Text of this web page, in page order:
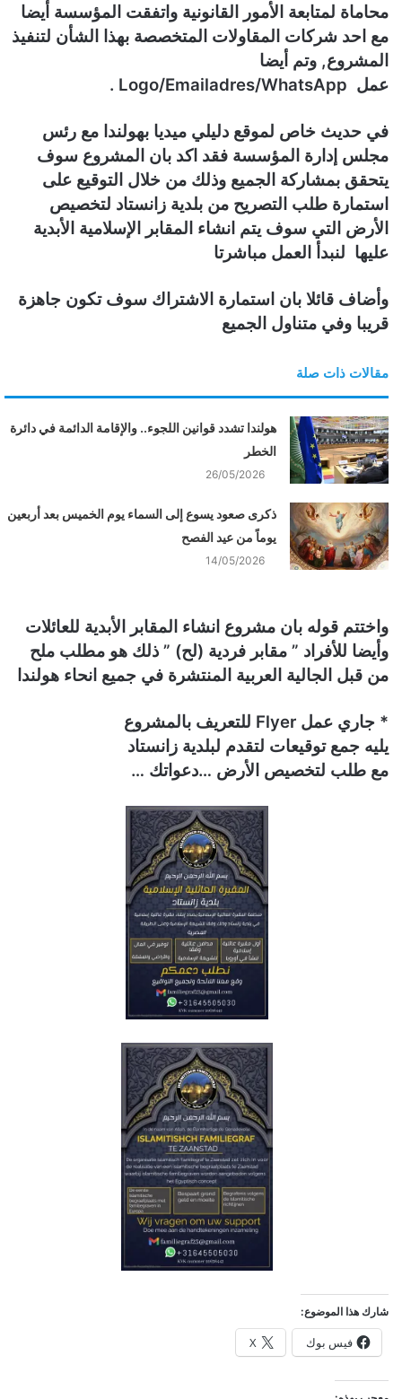
محاماة لمتابعة الأمور القانونية واتفقت المؤسسة أيضا
مع احد شركات المقاولات المتخصصة بهذا الشأن لتنفيذ
المشروع, وتم أيضا
عمل Logo/Emailadres/WhatsApp .
في حديث خاص لموقع دليلي ميديا بهولندا مع رئس
مجلس إدارة المؤسسة فقد اكد بان المشروع سوف
يتحقق بمشاركة الجميع وذلك من خلال التوقيع على
استمارة طلب التصريح من بلدية زانستاد لتخصيص
الأرض التي سوف يتم انشاء المقابر الإسلامية الأبدية
عليها لنبدأ العمل مباشرتا
وأضاف قائلا بان استمارة الاشتراك سوف تكون جاهزة
قريبا وفي متناول الجميع
مقالات ذات صلة
هولندا تشدد قوانين اللجوء.. والإقامة الدائمة في دائرة
الخطر
26/05/2026
ذكرى صعود يسوع إلى السماء يوم الخميس بعد أربعين
يوماً من عيد الفصح
14/05/2026
واختتم قوله بان مشروع انشاء المقابر الأبدية للعائلات
وأيضا للأفراد ” مقابر فردية (لح) ” ذلك هو مطلب ملح
من قبل الجالية العربية المنتشرة في جميع انحاء هولندا
* جاري عمل Flyer للتعريف بالمشروع
يليه جمع توقيعات لتقدم لبلدية زانستاد
مع طلب لتخصيص الأرض …دعواتك …
شارك هذا الموضوع:
فيس بوك X